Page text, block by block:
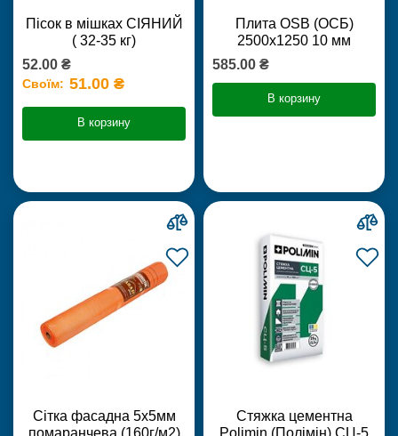
Пісок в мішках СІЯНИЙ
( 32-35 кг)
52.00 ₴
Своїм: 51.00 ₴
В корзину
Плита OSB (ОСБ)
2500х1250 10 мм
585.00 ₴
В корзину
Сітка фасадна 5х5мм
Стяжка цементна